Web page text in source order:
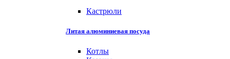
Кастрюли
Литая алюминиевая посуда
Котлы